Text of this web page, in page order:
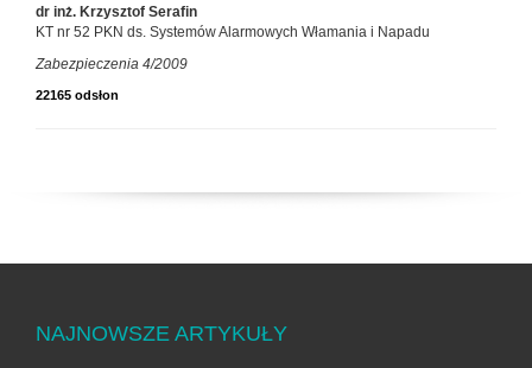
dr inż. Krzysztof Serafin
KT nr 52 PKN ds. Systemów Alarmowych Włamania i Napadu
Zabezpieczenia 4/2009
22165 odsłon
NAJNOWSZE ARTYKUŁY